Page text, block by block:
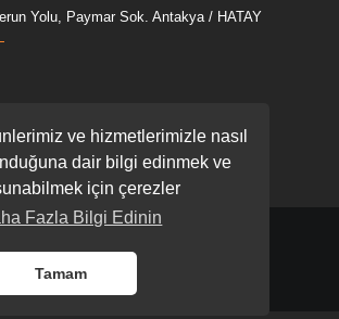
ve hizmetlerimizle nasıl
dair bilgi edinmek ve
için çerezler
Fazla Bilgi Edinin
Tamam
Yolu, Paymar Sok. Antakya / HATAY
80000 Osmaniye Merkez/Osmaniye
Tüm hakları gizli ve saklıdır.